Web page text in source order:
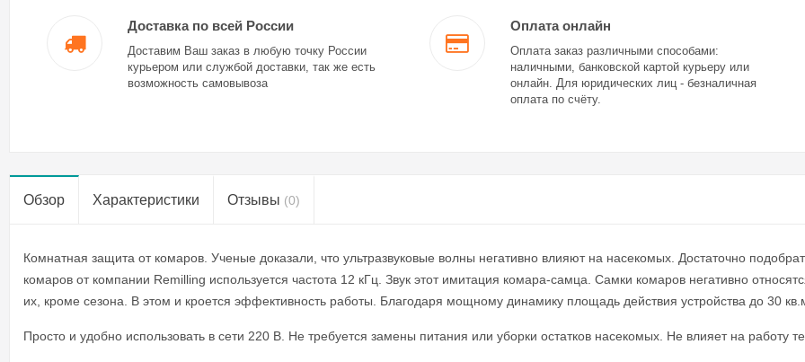
Доставка по всей России
Доставим Ваш заказ в любую точку России
курьером или службой доставки, так же есть
возможность самовывоза
Оплата онлайн
Оплата заказ различными способами:
наличными, банковской картой курьеру или
онлайн. Для юридических лиц - безналичная
оплата по счёту.
Обзор Характеристики Отзывы (0)
Комнатная защита от комаров. Ученые доказали, что ультразвуковые волны негативно влияют на насекомых. Достаточно
комаров от компании Remilling используется частота 12 кГц. Звук этот имитация комара-самца. Самки комаров негативно
их, кроме сезона. В этом и кроется эффективность работы. Благодаря мощному динамику площадь действия устройства до 30
Просто и удобно использовать в сети 220 В. Не требуется замены питания или уборки остатков насекомых. Не влияет на работу